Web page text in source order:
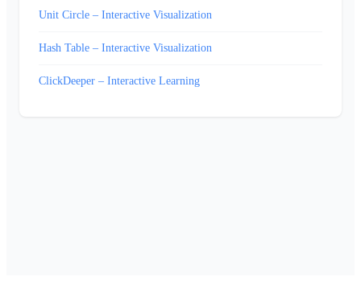
Unit Circle – Interactive Visualization
Hash Table – Interactive Visualization
ClickDeeper – Interactive Learning